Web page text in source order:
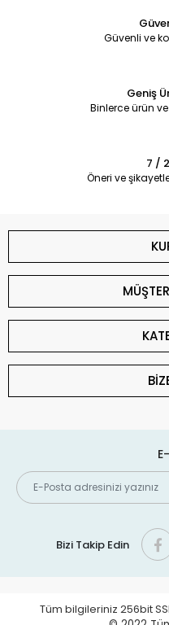
Güvenli ve
Geniş
Binlerce ürün
7 /
Öneri ve
Bizi Takip Edin
Tüm bilgileriniz 256bit